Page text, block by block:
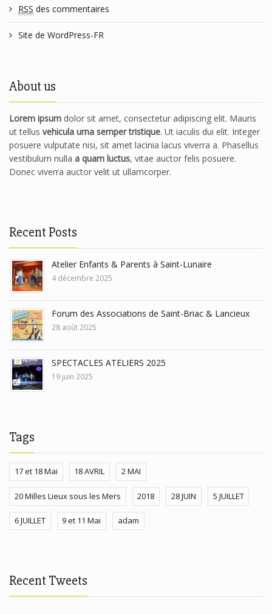
RSS des commentaires
Site de WordPress-FR
About us
Lorem ipsum dolor sit amet, consectetur adipiscing elit. Mauris
ut tellus vehicula urna semper tristique. Ut iaculis dui elit. Integer
posuere vulputate nisi, sit amet lacinia lacus viverra a. Phasellus
vestibulum nulla a quam luctus, vitae auctor felis posuere.
Donec viverra auctor velit ut ullamcorper.
Recent Posts
Atelier Enfants & Parents à Saint-Lunaire
4 décembre 2025
Forum des Associations de Saint-Briac & Lancieux
28 août 2025
SPECTACLES ATELIERS 2025
19 juin 2025
Tags
17 et 18 Mai 18 AVRIL 2 MAI
20 Milles Lieux sous les Mers 2018 28 JUIN 5 JUILLET
6 JUILLET 9 et 11 Mai adam
Recent Tweets